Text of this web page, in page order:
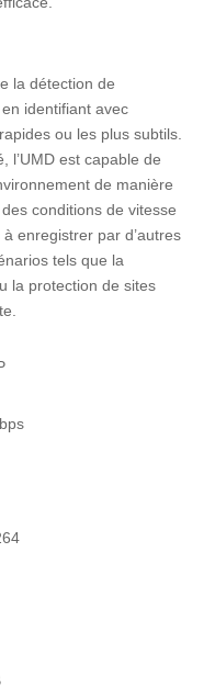
la détection de
identifiant avec
ou les plus subtils.
l’UMD est capable de
de manière
conditions de vitesse
enregistrer par d’autres
tels que la
la protection de sites